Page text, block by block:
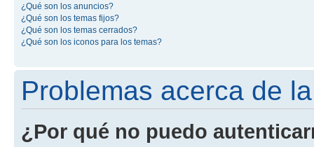
¿Qué son los anuncios?
¿Qué son los temas fijos?
¿Qué son los temas cerrados?
¿Qué son los iconos para los temas?
Problemas acerca de
¿Por qué no puedo